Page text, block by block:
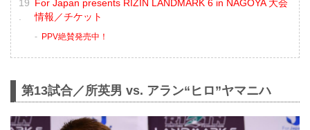
For Japan presents RIZIN LANDMARK 6 in NAGOYA 大会
情報／チケット
PPV絶賛発売中！
第13試合／所英男 vs. アラン“ヒロ”ヤマニハ